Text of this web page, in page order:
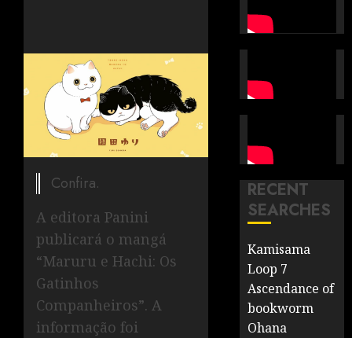
Confira.
A editora Panini
publicará o mangá
“Maruru e Hachi: Os
Gatinhos
Companheiros”. A
informação foi
RECENT
SEARCHES
Kamisama
Loop 7
Ascendance of
bookworm
Ohana